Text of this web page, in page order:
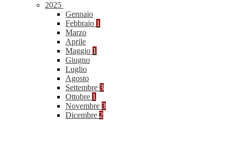
2025
Gennaio
Febbraio 1
Marzo
Aprile
Maggio 1
Giugno
Luglio
Agosto
Settembre 3
Ottobre 1
Novembre 3
Dicembre 2